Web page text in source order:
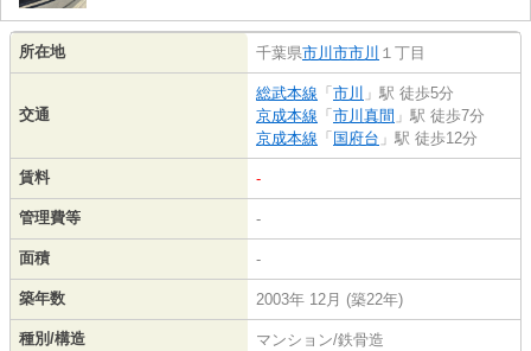
所在地 千葉県市川市市川 １丁目
交通
総武本線 「 市川 」駅 徒歩5分
京成本線 「 市川真間 」駅 徒歩7分
京成本線 「 国府台 」駅 徒歩12分
賃料 -
管理費等 -
面積 -
築年数 2003年 12月 (築22年)
種別/構造 マンション/鉄骨造